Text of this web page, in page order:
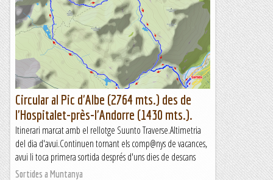
Circular al Pic d'Albe (2764 mts.) des de
l'Hospitalet-près-l'Andorre (1430 mts.).
Itinerari marcat amb el rellotge Suunto Traverse.Altimetria
del dia d'avui.Continuen tornant els comp@nys de vacances,
avui li toca primera sortida després d'uns dies de descans
Sortides a Muntanya